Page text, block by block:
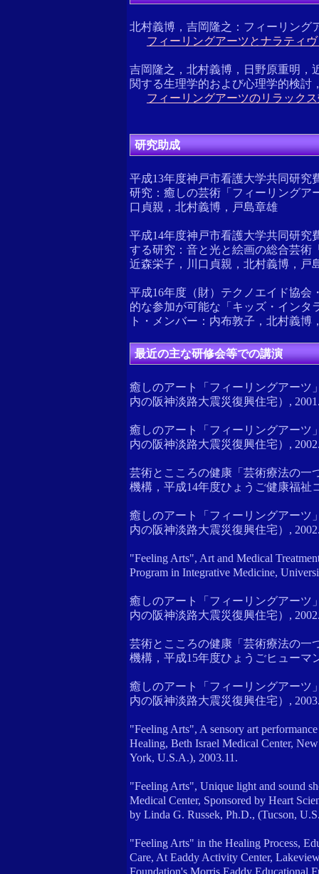
北村義博，吉岡隆之：フィーリング
フィーリングアーツとナラティヴ
吉岡隆之，北村義博，日野原重明，
関する生理学的および心理学的検討
フィーリングアーツのリラック
研究助成
平成13年度神戸市看護大学共同研
研究：癒しの芸術「フィーリングア
口貞親，北村義博，戸島章雄
平成14年度神戸市看護大学共同研
する研究：音と光と絵画の総合芸術
近森栄子，川口貞親，北村義博，戸
平成16年度（財）テクノエイド協
的な参加が可能な「キッズ・インタ
ト・メンバー：内布敦子，北村義
最近の主な研修会等での講演
癒しのアート「フィーリングアーツ
内の阪神淡路大震災復興住宅）,
癒しのアート「フィーリングアーツ
内の阪神淡路大震災復興住宅）,
芸術とこころの健康「芸術療法の一
機構，平成14年度ひょうご健康福祉
癒しのアート「フィーリングアーツ
内の阪神淡路大震災復興住宅）,
"Feeling Arts", Art and Medical
Program in Integrative Medicine,
癒しのアート「フィーリングアーツ
内の阪神淡路大震災復興住宅）,
芸術とこころの健康「芸術療法の一
機構，平成15年度ひょうごヒューマ
癒しのアート「フィーリングアーツ
内の阪神淡路大震災復興住宅）,
"Feeling Arts", A sensory art
Healing, Beth Israel Medical Center,
York, U.S.A.), 2003.11.
"Feeling Arts", Unique light and sound
Medical Center, Sponsored by Heart
by Linda G. Russek, Ph.D., (Tucson,
"Feeling Arts" in the Healing Process,
Care, At Eaddy Activity Center,
Foundation's Morris Eaddy Educational